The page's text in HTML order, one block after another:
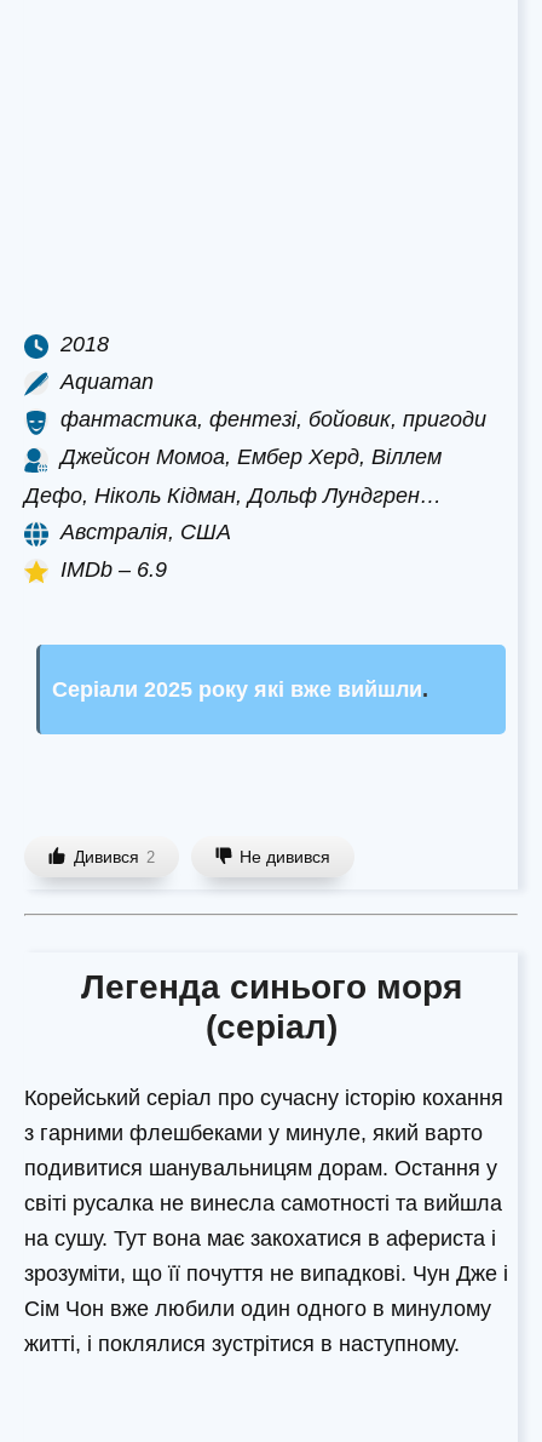
2018
Aquaman
фантастика, фентезі, бойовик, пригоди
Джейсон Момоа, Ембер Херд, Віллем
Дефо, Ніколь Кідман, Дольф Лундгрен…
Австралія, США
IMDb – 6.9
Серіали 2025 року які вже вийшли.
Дивився 2 Не дивився
Легенда синього моря
(серіал)
Корейський серіал про сучасну історію кохання
з гарними флешбеками у минуле, який варто
подивитися шанувальницям дорам. Остання у
світі русалка не винесла самотності та вийшла
на сушу. Тут вона має закохатися в афериста і
зрозуміти, що її почуття не випадкові. Чун Дже і
Сім Чон вже любили один одного в минулому
житті, і поклялися зустрітися в наступному.